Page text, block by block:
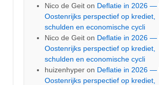
Nico de Geit on Deflatie in 2026 —
Oostenrijks perspectief op krediet,
schulden en economische cycli
Nico de Geit on Deflatie in 2026 —
Oostenrijks perspectief op krediet,
schulden en economische cycli
huizenhyper on Deflatie in 2026 —
Oostenrijks perspectief op krediet,